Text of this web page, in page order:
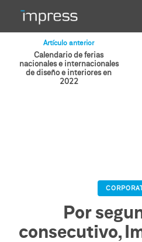
Artículo anterior
Calendario de ferias
nacionales e internacionales
de diseño e interiores en
2022
Por
consecutivo,